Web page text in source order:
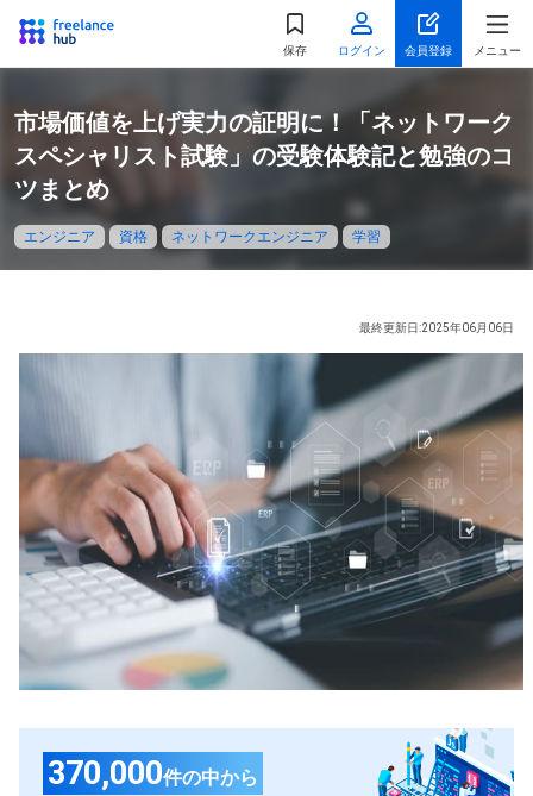
保存 ログイン 会員登録 メニュー
市場価値を上げ実力の証明に！「ネットワーク
スペシャリスト試験」の受験体験記と勉強のコ
ツまとめ
エンジニア 資格 ネットワークエンジニア 学習
最終更新日:2025年06月06日
370,000件の中から
都道府県
東京都 神奈川県
千葉県
茨城県 栃木県
宮城県
山形県
秋田県 青森県
岩手県
甲信越・北陸
石川県 長野県
富山県
愛知県